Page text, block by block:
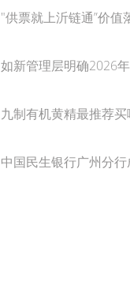
"供票就上沂链通”价
如新管理层明确2026
九制有机黄精最推荐
中国民生银行广州分